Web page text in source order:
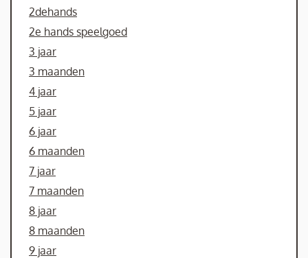
2dehands
2e hands speelgoed
3 jaar
3 maanden
4 jaar
5 jaar
6 jaar
6 maanden
7 jaar
7 maanden
8 jaar
8 maanden
9 jaar